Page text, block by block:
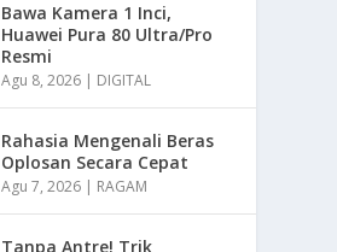
Bawa Kamera 1 Inci,
Huawei Pura 80 Ultra/Pro
Resmi
Agu 8, 2026 | DIGITAL
Rahasia Mengenali Beras
Oplosan Secara Cepat
Agu 7, 2026 | RAGAM
Tanpa Antre! Trik